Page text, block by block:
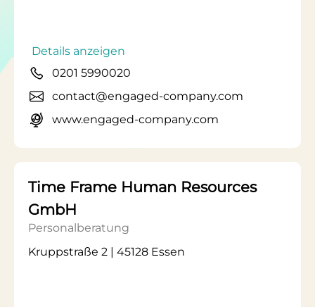
Details anzeigen
0201 5990020
contact@engaged-company.com
www.engaged-company.com
Time Frame Human Resources
GmbH
Personalberatung
Kruppstraße 2 | 45128 Essen